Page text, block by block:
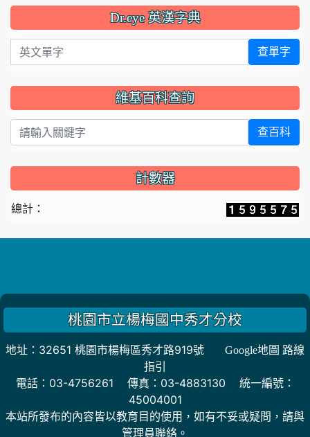
Dr.eye 英漢字典
英文單字 查單字
維基百科查詢
查百科
計數器
總計：
桃園市立楊梅國中秀才分校
地址：32651 桃園市楊梅區秀才路919號
Google地圖 路線
指引
電話：03-4756261 傳真：03-4883130 統一編號：
45004001
本站所發布的內容皆以教育目的使用，如有不妥或疑問，請與
管理員聯絡。